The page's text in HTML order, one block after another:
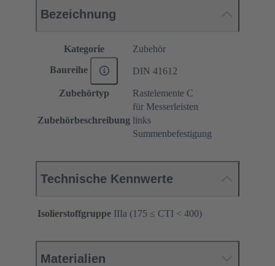
Bezeichnung
Kategorie Zubehör
Baureihe DIN 41612
Zubehörtyp Rastelemente C
Zubehörbeschreibung
für Messerleisten
links
Summenbefestigung
Technische Kennwerte
Isolierstoffgruppe IIIa (175 ≤ CTI < 400)
Materialien